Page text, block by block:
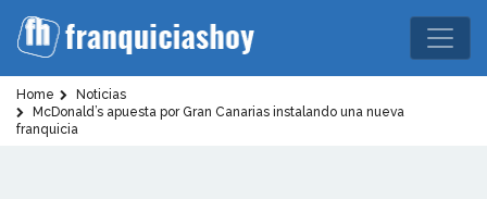
Home
Noticias
McDonald’s apuesta por Gran Canarias instalando una nueva
franquicia